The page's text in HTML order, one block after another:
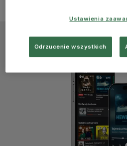
Ustawienia
Odrzucenie wszystkich